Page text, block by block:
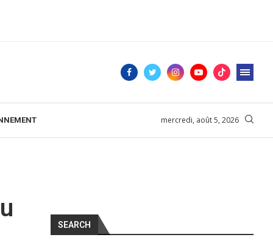
mercredi, août 5, 2026
SEARCH